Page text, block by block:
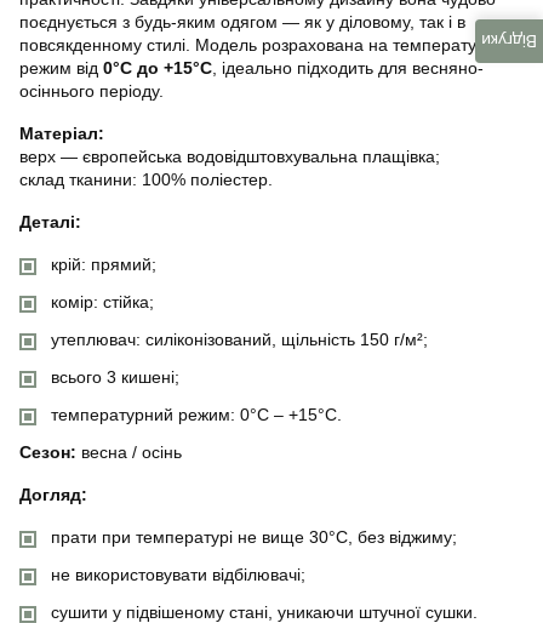
поєднується з будь-яким одягом — як у діловому, так і в
повсякденному стилі. Модель розрахована на температурний
режим від 0°C до +15°C , ідеально підходить для весняно-
осіннього періоду.
Матеріал:
верх — європейська водовідштовхувальна плащівка;
склад тканини: 100% поліестер.
Деталі:
крій: прямий;
комір: стійка;
утеплювач: силіконізований, щільність 150 г/м²;
всього 3 кишені;
температурний режим: 0°C – +15°C.
Сезон: весна / осінь
Догляд:
прати при температурі не вище 30°C, без віджиму;
не використовувати відбілювачі;
сушити у підвішеному стані, уникаючи штучної сушки.
Відгуки